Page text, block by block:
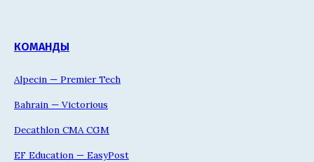
КОМАНДЫ
Alpecin — Premier Tech
Bahrain — Victorious
Decathlon CMA CGM
EF Education — EasyPost